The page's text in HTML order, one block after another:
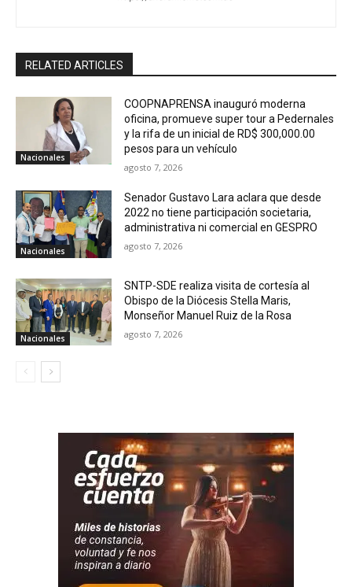
RELATED ARTICLES
Nacionales
COOPNAPRENSA inauguró moderna
oficina, promueve super tour a Pedernales
y la rifa de un inicial de RD$ 300,000.00
pesos para un vehículo
agosto 7, 2026
Nacionales
Senador Gustavo Lara aclara que desde
2022 no tiene participación societaria,
administrativa ni comercial en GESPRO
agosto 7, 2026
Nacionales
SNTP-SDE realiza visita de cortesía al
Obispo de la Diócesis Stella Maris,
Monseñor Manuel Ruiz de la Rosa
agosto 7, 2026